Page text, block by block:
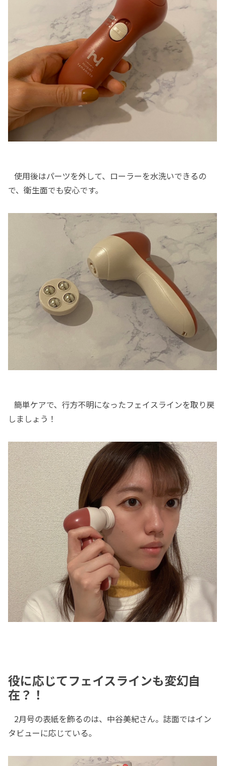
使用後はパーツを外して、ローラーを水洗いできるの
で、衛生面でも安心です。
簡単ケアで、行方不明になったフェイスラインを取り戻
しましょう！
役に応じてフェイスラインも変幻自
在？！
2月号の表紙を飾るのは、中谷美紀さん。誌面ではイン
タビューに応じている。